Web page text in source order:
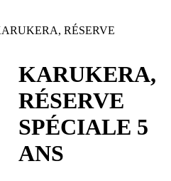
RÉSERVE
KARUKERA,
RÉSERVE
SPÉCIALE 5
ANS